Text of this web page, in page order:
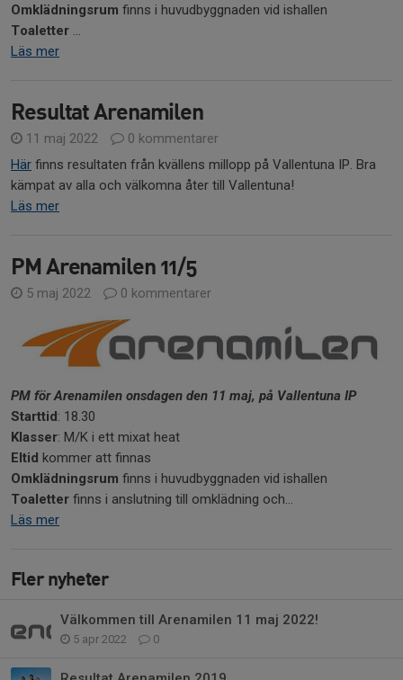
Omklädningsrum finns i huvudbyggnaden vid ishallen
Toaletter ...
Läs mer
Resultat Arenamilen
11 maj 2022
0 kommentarer
Här finns resultaten från kvällens millopp på Vallentuna IP. Bra
kämpat av alla och välkomna åter till Vallentuna!
Läs mer
PM Arenamilen 11/5
5 maj 2022 0 kommentarer
PM för Arenamilen onsdagen den 11 maj, på Vallentuna IP
Starttid: 18.30
Klasser: M/K i ett mixat heat
Eltid kommer att finnas
Omklädningsrum finns i huvudbyggnaden vid ishallen
Toaletter finns i anslutning till omklädning och...
Läs mer
Fler nyheter
Välkommen till Arenamilen 11 maj 2022!
5 apr 2022 0